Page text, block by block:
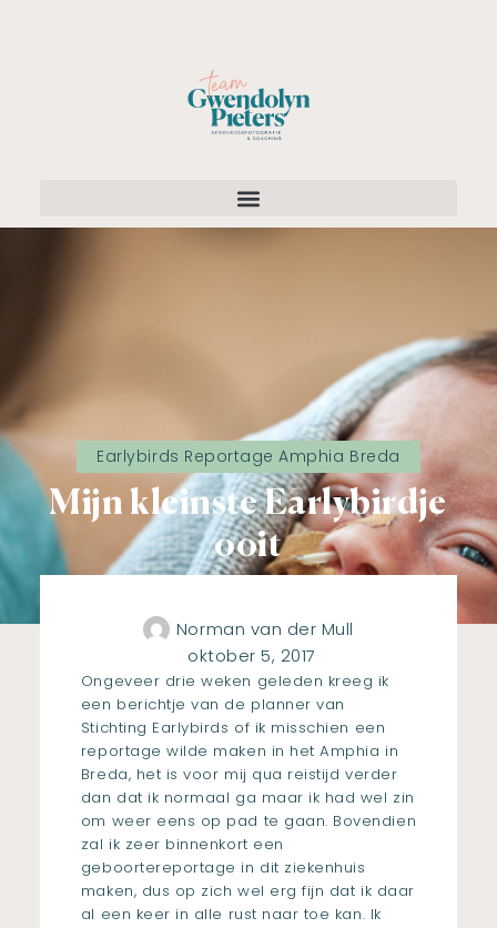
Earlybirds Reportage Amphia Breda
Mijn kleinste Earlybirdje
ooit
Norman van der Mull
oktober 5, 2017
Ongeveer drie weken geleden kreeg ik
een berichtje van de planner van
Stichting Earlybirds of ik misschien een
reportage wilde maken in het Amphia in
Breda, het is voor mij qua reistijd verder
dan dat ik normaal ga maar ik had wel zin
om weer eens op pad te gaan. Bovendien
zal ik zeer binnenkort een
geboortereportage in dit ziekenhuis
maken, dus op zich wel erg fijn dat ik daar
al een keer in alle rust naar toe kan. Ik